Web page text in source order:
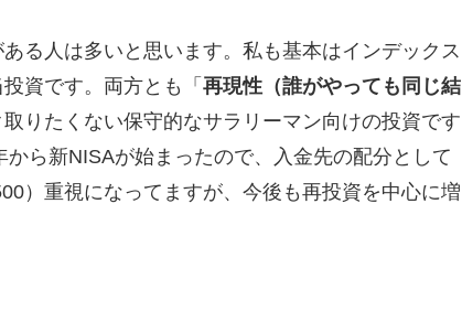
る人は多いと思います。私も基本はインデックス
資です。両方とも「 再現性（誰がやっても同じ結
りたくない保守的なサラリーマン向けの投資です
ら新NISAが始まったので、入金先の配分として
）重視になってますが、今後も再投資を中心に増